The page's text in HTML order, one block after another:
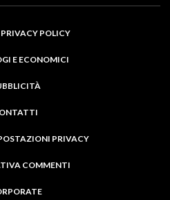
POLICY
E ECONOMICI
PRIVACY
COMMENTI